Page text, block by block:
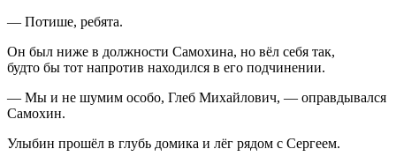
— Потише, ребята.
Он был ниже в должности Самохина, но вёл себя так,
будто бы тот напротив находился в его подчинении.
— Мы и не шумим особо, Глеб Михайлович, — оправдывался
Самохин.
Улыбин прошёл в глубь домика и лёг рядом с Сергеем.